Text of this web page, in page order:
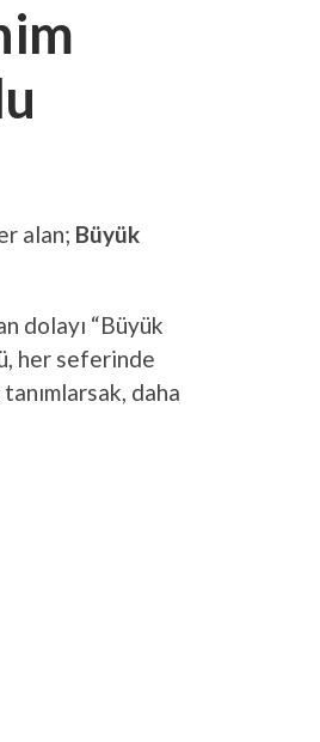
alan; Büyük
dolayı “Büyük
her seferinde
tanımlarsak, daha